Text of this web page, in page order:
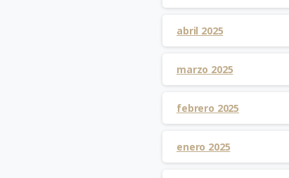
abril 2025
marzo 2025
febrero 2025
enero 2025